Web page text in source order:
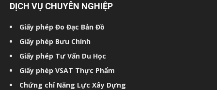
DỊCH VỤ CHUYÊN NGHIỆP
Giấy phép Đo Đạc Bản Đồ
Giấy phép Bưu Chính
Giấy phép Tư Vấn Du Học
Giấy phép VSAT Thực Phẩm
Chứng chỉ Năng Lực Xây Dựng